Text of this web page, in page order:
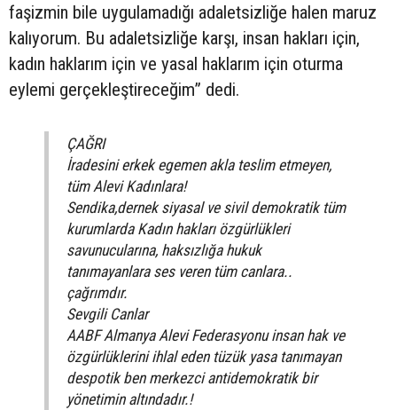
faşizmin bile uygulamadığı adaletsizliğe halen maruz
kalıyorum. Bu adaletsizliğe karşı, insan hakları için,
kadın haklarım için ve yasal haklarım için oturma
eylemi gerçekleştireceğim” dedi.
ÇAĞRI
İradesini erkek egemen akla teslim etmeyen,
tüm Alevi Kadınlara!
Sendika,dernek siyasal ve sivil demokratik tüm
kurumlarda Kadın hakları özgürlükleri
savunucularına, haksızlığa hukuk
tanımayanlara ses veren tüm canlara..
çağrımdır.
Sevgili Canlar
AABF Almanya Alevi Federasyonu insan hak ve
özgürlüklerini ihlal eden tüzük yasa tanımayan
despotik ben merkezci antidemokratik bir
yönetimin altındadır.!